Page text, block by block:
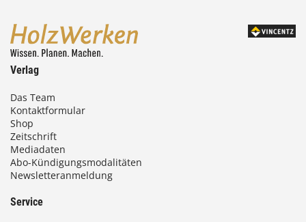
Verlag
Das Team
Kontaktformular
Shop
Zeitschrift
Mediadaten
Abo-Kündigungsmodalitäten
Newsletteranmeldung
Service